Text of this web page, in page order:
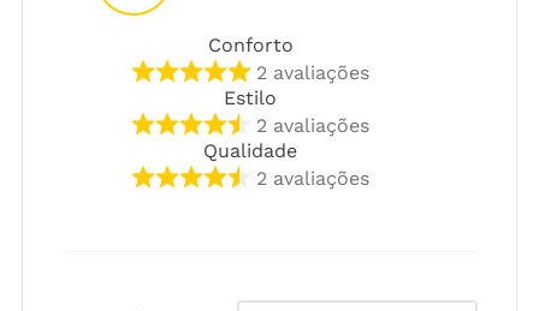
Conforto
2 avaliações
Estilo
2 avaliações
Qualidade
2 avaliações